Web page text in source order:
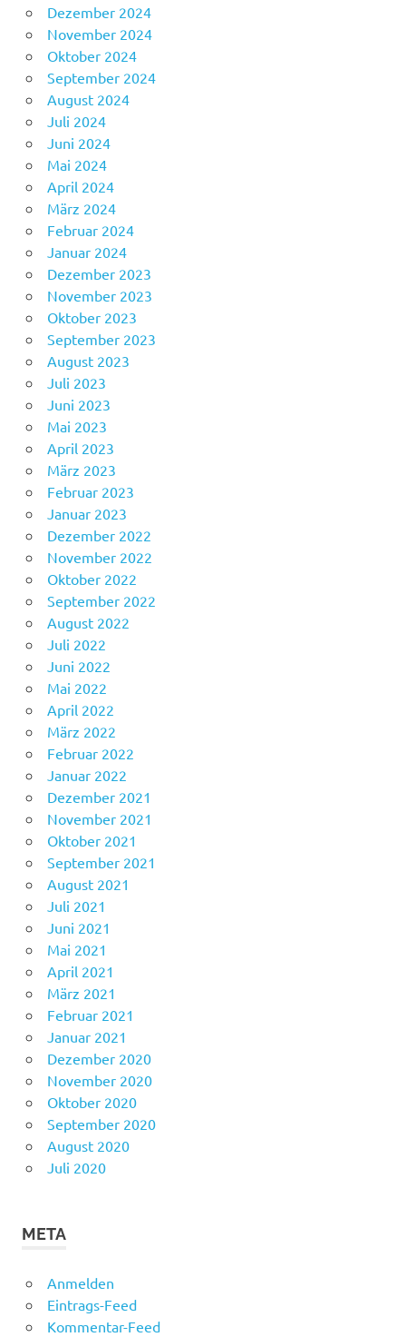
Dezember 2024
November 2024
Oktober 2024
September 2024
August 2024
Juli 2024
Juni 2024
Mai 2024
April 2024
März 2024
Februar 2024
Januar 2024
Dezember 2023
November 2023
Oktober 2023
September 2023
August 2023
Juli 2023
Juni 2023
Mai 2023
April 2023
März 2023
Februar 2023
Januar 2023
Dezember 2022
November 2022
Oktober 2022
September 2022
August 2022
Juli 2022
Juni 2022
Mai 2022
April 2022
März 2022
Februar 2022
Januar 2022
Dezember 2021
November 2021
Oktober 2021
September 2021
August 2021
Juli 2021
Juni 2021
Mai 2021
April 2021
März 2021
Februar 2021
Januar 2021
Dezember 2020
November 2020
Oktober 2020
September 2020
August 2020
Juli 2020
META
Anmelden
Eintrags-Feed
Kommentar-Feed